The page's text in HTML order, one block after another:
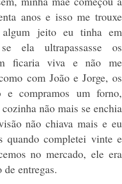
anos e isso me trouxe
jeito eu tinha em
ela ultrapassasse os
ficaria viva e não me
com João e Jorge, os
e compramos um forno,
não mais se enchia
não chiava mais e eu
quando completei vinte e
no mercado, ele era
entregas.